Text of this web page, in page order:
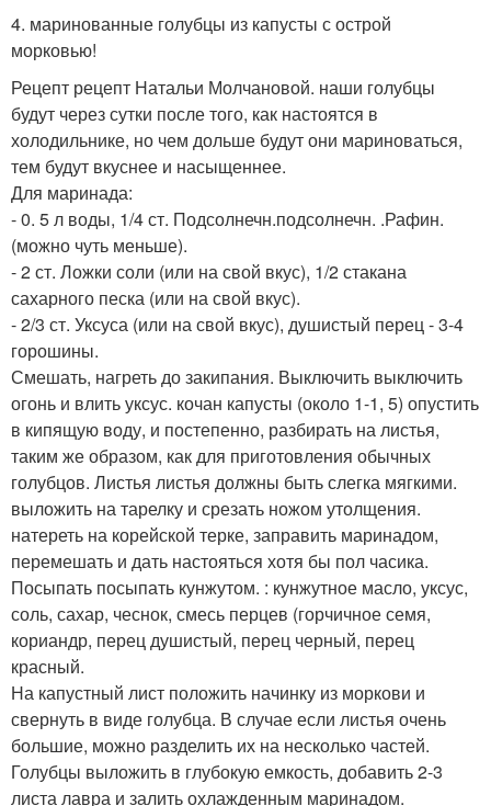
4. маринованные голубцы из капусты с острой
морковью!
Рецепт рецепт Натальи Молчановой. наши голубцы
будут через сутки после того, как настоятся в
холодильнике, но чем дольше будут они мариноваться,
тем будут вкуснее и насыщеннее.
Для маринада:
- 0. 5 л воды, 1/4 ст. Подсолнечн.подсолнечн. .Рафин.
(можно чуть меньше).
- 2 ст. Ложки соли (или на свой вкус), 1/2 стакана
сахарного песка (или на свой вкус).
- 2/3 ст. Уксуса (или на свой вкус), душистый перец - 3-4
горошины.
Смешать, нагреть до закипания. Выключить выключить
огонь и влить уксус. кочан капусты (около 1-1, 5) опустить
в кипящую воду, и постепенно, разбирать на листья,
таким же образом, как для приготовления обычных
голубцов. Листья листья должны быть слегка мягкими.
выложить на тарелку и срезать ножом утолщения.
натереть на корейской терке, заправить маринадом,
перемешать и дать настояться хотя бы пол часика.
Посыпать посыпать кунжутом. : кунжутное масло, уксус,
соль, сахар, чеснок, смесь перцев (горчичное семя,
кориандр, перец душистый, перец черный, перец
красный.
На капустный лист положить начинку из моркови и
свернуть в виде голубца. В случае если листья очень
большие, можно разделить их на несколько частей.
Голубцы выложить в глубокую емкость, добавить 2-3
листа лавра и залить охлажденным маринадом.